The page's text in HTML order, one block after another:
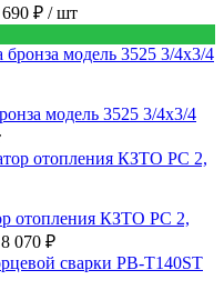
690 ₽ / шт
модель 3525 3/4x3/4
отопления КЗТО РС 2,
8 070 ₽